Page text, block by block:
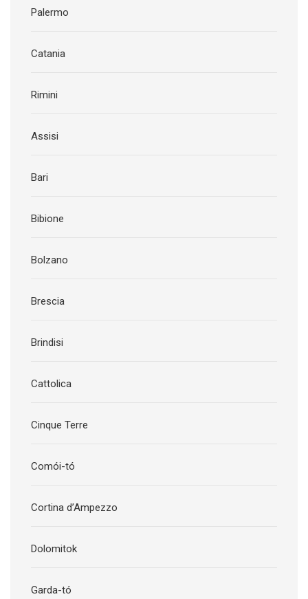
Palermo
Catania
Rimini
Assisi
Bari
Bibione
Bolzano
Brescia
Brindisi
Cattolica
Cinque Terre
Comói-tó
Cortina d’Ampezzo
Dolomitok
Garda-tó